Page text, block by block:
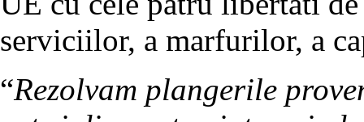
serviciilor, a marfurilor, a
“Rezolvam plangerile